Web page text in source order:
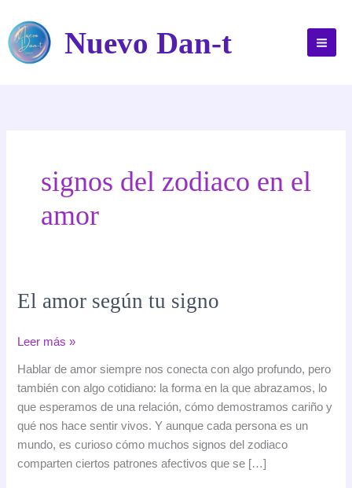
contenido
Nuevo Dan-t
signos del zodiaco en el
amor
El amor según tu signo
El
signo
Leer más »
Hablar de amor siempre nos conecta con algo profundo, pero
también con algo cotidiano: la forma en la que abrazamos, lo
que esperamos de una relación, cómo demostramos cariño y
qué nos hace sentir vivos. Y aunque cada persona es un
mundo, es curioso cómo muchos signos del zodiaco
comparten ciertos patrones afectivos que se […]